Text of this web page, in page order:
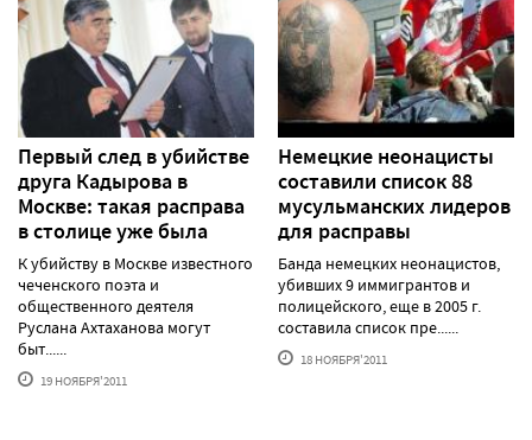
Первый след в убийстве
друга Кадырова в
Москве: такая расправа
в столице уже была
К убийству в Москве известного
чеченского поэта и
общественного деятеля
Руслана Ахтаханова могут
быт......
19 НОЯБРЯ'2011
Немецкие неонацисты
составили список 88
мусульманских лидеров
для расправы
Банда немецких неонацистов,
убивших 9 иммигрантов и
полицейского, еще в 2005 г.
составила список пре......
18 НОЯБРЯ'2011